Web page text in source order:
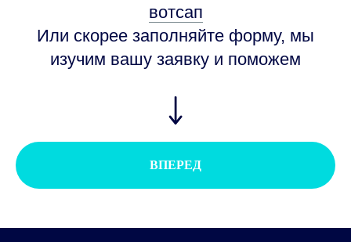
вотсап
Или скорее заполняйте форму, мы
изучим вашу заявку и поможем
ВПЕРЕД